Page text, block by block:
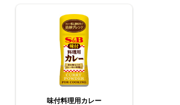
味付料理用カレー